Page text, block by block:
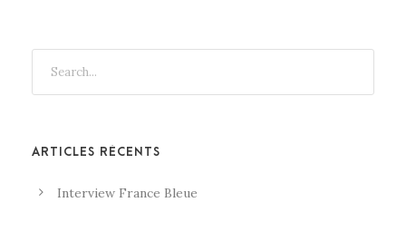
ARTICLES RÉCENTS
Interview France Bleue